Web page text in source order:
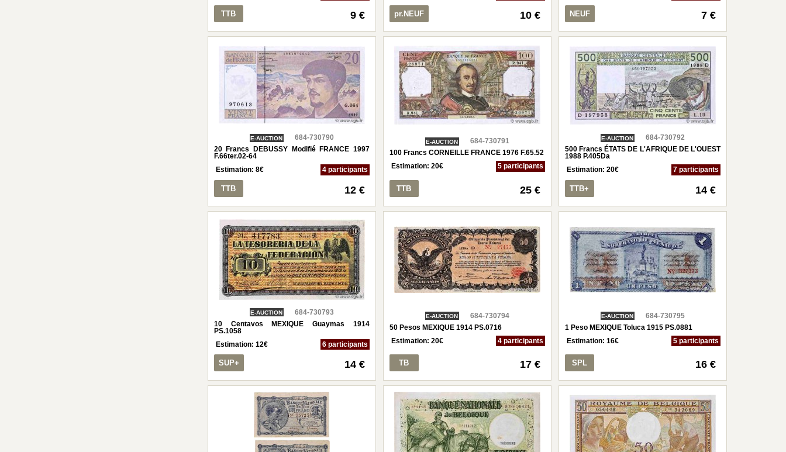
TTB 9 € pr.NEUF 10 € NEUF 7 €
E-AUCTION
684-730790
20 Francs DEBUSSY Modifié FRANCE 1997
F.66ter.02-64
Estimation:8€ 4 participants
TTB 12 €
E-AUCTION
684-730791
100 Francs CORNEILLE FRANCE 1976 F.65.52
Estimation:20€ 5 participants
TTB 25 €
E-AUCTION
684-730792
500 Francs ÉTATS DE L'AFRIQUE DE L'OUEST
1988 P.405Da
Estimation:20€ 7 participants
TTB+ 14 €
E-AUCTION
684-730793
10 Centavos MEXIQUE Guaymas 1914
PS.1058
Estimation:12€ 6 participants
SUP+ 14 €
E-AUCTION
684-730794
50 Pesos MEXIQUE 1914 PS.0716
Estimation:20€ 4 participants
TB 17 €
E-AUCTION
684-730795
1 Peso MEXIQUE Toluca 1915 PS.0881
Estimation:16€ 5 participants
SPL 16 €